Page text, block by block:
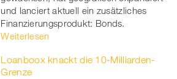
und lanciert aktuell ein zusätzliches
Finanzierungsprodukt: Bonds.
Weiterlesen
Loanboox knackt die 10-Milliarden-
Grenze